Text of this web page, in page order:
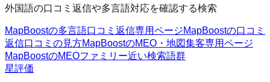
外国語の口コミ返信や多言語対応を確認する検索
MapBoostの多言語口コミ返信専用ページMapBoostの口コミ
返信口コミの見方MapBoostのMEO・地図集客専用ページ
MapBoostのMEOファミリー近い検索語群
星評価